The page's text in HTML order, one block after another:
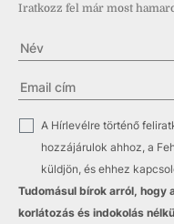
Iratkozz fel már most
✓
A Hírlevélre történő
hozzájárulok ahhoz, a
küldjön, és ehhez
Tudomásul bírok arról, hogy
korlátozás és indokolás